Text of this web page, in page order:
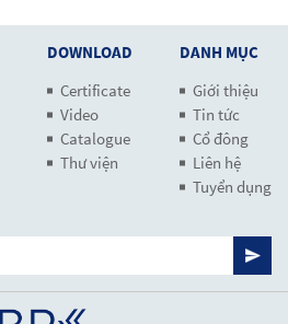
DOWNLOAD
Certificate
Video
Catalogue
Thư viện
DANH MỤC
Giới thiệu
Tin tức
Cổ đông
Liên hệ
Tuyển dụng